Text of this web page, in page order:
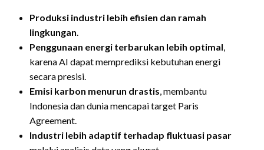
Produksi industri lebih efisien dan ramah
lingkungan.
Penggunaan energi terbarukan lebih optimal,
karena AI dapat memprediksi kebutuhan energi
secara presisi.
Emisi karbon menurun drastis, membantu
Indonesia dan dunia mencapai target Paris
Agreement.
Industri lebih adaptif terhadap fluktuasi pasar